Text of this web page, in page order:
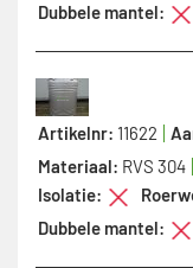
Dubbele mantel:
Artikelnr: 11622
Materiaal: RVS 304
Isolatie:
Dubbele mantel: